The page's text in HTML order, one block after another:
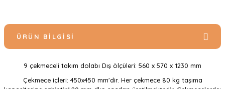
ÜRÜN BILGISI
9 çekmeceli takım dolabı Dış ölçüleri: 560 x 570 x 1230 mm
Çekmece içleri: 450x450 mm'dir. Her çekmece 80 kg taşıma